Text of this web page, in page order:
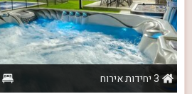
3 יחידות אירוח